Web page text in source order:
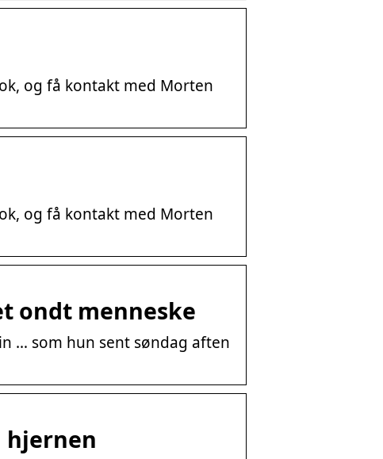
og få kontakt med Morten
og få kontakt med Morten
ondt menneske
… som hun sent søndag aften
hjernen